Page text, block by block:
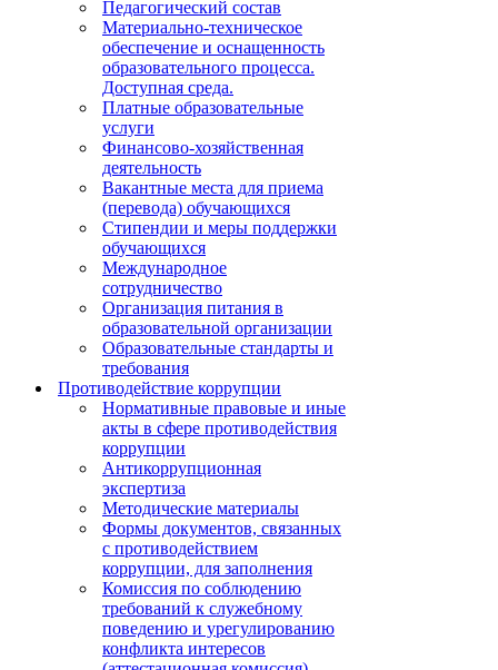
Педагогический состав
Материально-техническое
обеспечение и оснащенность
образовательного процесса.
Доступная среда.
Платные образовательные
услуги
Финансово-хозяйственная
деятельность
Вакантные места для приема
(перевода) обучающихся
Стипендии и меры поддержки
обучающихся
Международное
сотрудничество
Организация питания в
образовательной организации
Образовательные стандарты и
требования
Противодействие коррупции
Нормативные правовые и иные
акты в сфере противодействия
коррупции
Антикоррупционная
экспертиза
Методические материалы
Формы документов, связанных
с противодействием
коррупции, для заполнения
Комиссия по соблюдению
требований к служебному
поведению и урегулированию
конфликта интересов